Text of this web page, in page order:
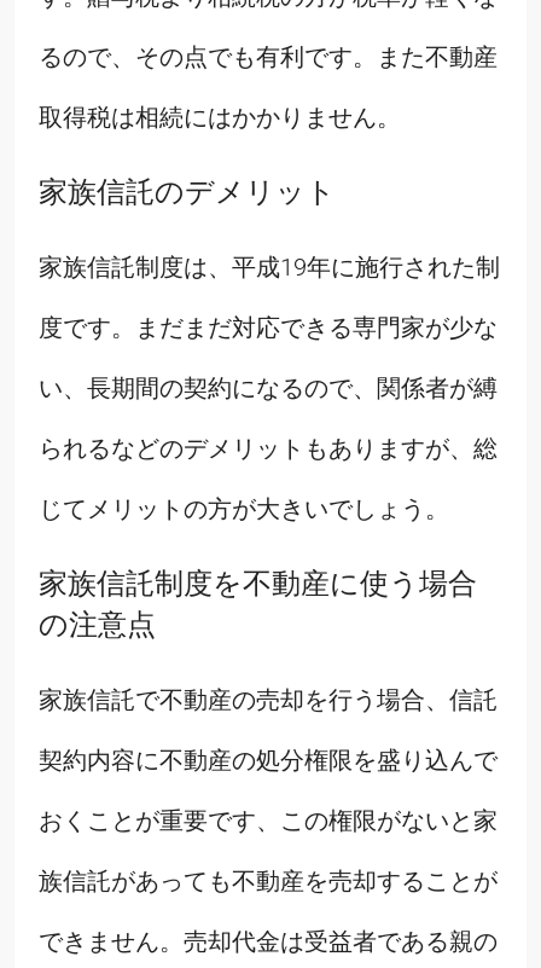
るので、その点でも有利です。また不動産
取得税は相続にはかかりません。
家族信託のデメリット
家族信託制度は、平成19年に施行された制
度です。まだまだ対応できる専門家が少な
い、長期間の契約になるので、関係者が縛
られるなどのデメリットもありますが、総
じてメリットの方が大きいでしょう。
家族信託制度を不動産に使う場合
の注意点
家族信託で不動産の売却を行う場合、信託
契約内容に不動産の処分権限を盛り込んで
おくことが重要です、この権限がないと家
族信託があっても不動産を売却することが
できません。売却代金は受益者である親の